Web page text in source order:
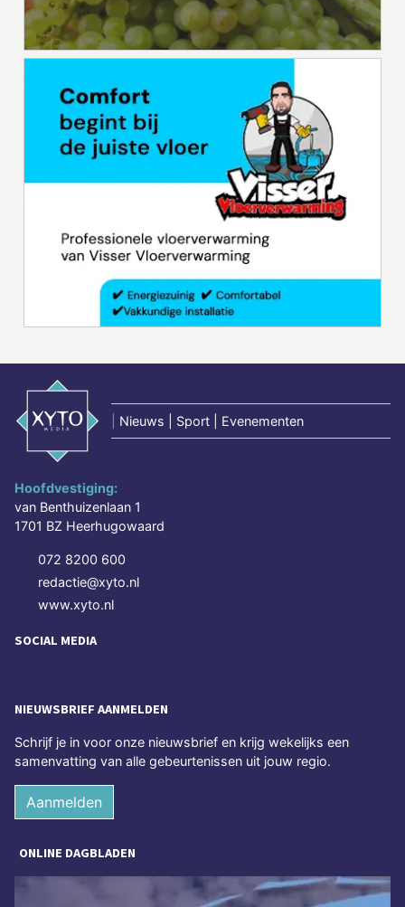
Nieuws | Sport | Evenementen
Hoofdvestiging:
van Benthuizenlaan 1
1701 BZ Heerhugowaard
072 8200 600
redactie@xyto.nl
www.xyto.nl
SOCIAL MEDIA
NIEUWSBRIEF AANMELDEN
Schrijf je in voor onze nieuwsbrief en krijg wekelijks een
samenvatting van alle gebeurtenissen uit jouw regio.
Aanmelden
ONLINE DAGBLADEN